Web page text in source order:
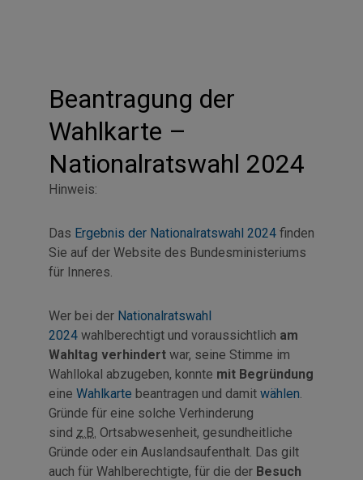
Beantragung der
Wahlkarte –
Nationalratswahl 2024
Hinweis:
Das Ergebnis der Nationalratswahl 2024 finden
Sie auf der Website des Bundesministeriums
für Inneres.
Wer bei der Nationalratswahl
2024 wahlberechtigt und voraussichtlich am
Wahltag verhindert war, seine Stimme im
Wahllokal abzugeben, konnte mit Begründung
eine Wahlkarte beantragen und damit wählen.
Gründe für eine solche Verhinderung
sind z.B. Ortsabwesenheit, gesundheitliche
Gründe oder ein Auslandsaufenthalt. Das gilt
auch für Wahlberechtigte, für die der Besuch